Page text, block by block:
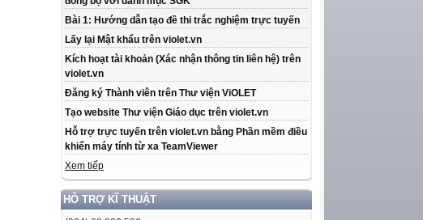
Bài 1: Hướng dẫn tạo đề thi trắc nghiệm trực tuyến
Lấy lại Mật khẩu trên violet.vn
Kích hoạt tài khoản (Xác nhận thông tin liên hệ) trên
violet.vn
Đăng ký Thành viên trên Thư viện ViOLET
Tạo website Thư viện Giáo dục trên violet.vn
Hỗ trợ trực tuyến trên violet.vn bằng Phần mềm điều
khiển máy tính từ xa TeamViewer
Xem tiếp
HỖ TRỢ KĨ THUẬT